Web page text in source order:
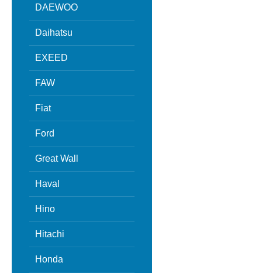
DAEWOO
Daihatsu
EXEED
FAW
Fiat
Ford
Great Wall
Haval
Hino
Hitachi
Honda